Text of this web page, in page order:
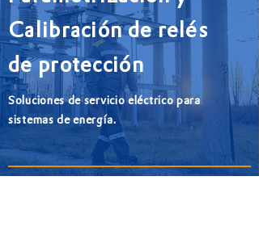
Calibración de relés
de protección
Soluciones de servicio eléctrico para
sistemas de energía.